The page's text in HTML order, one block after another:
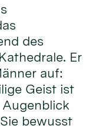
des
Er
auf:
Geist ist
bewusst